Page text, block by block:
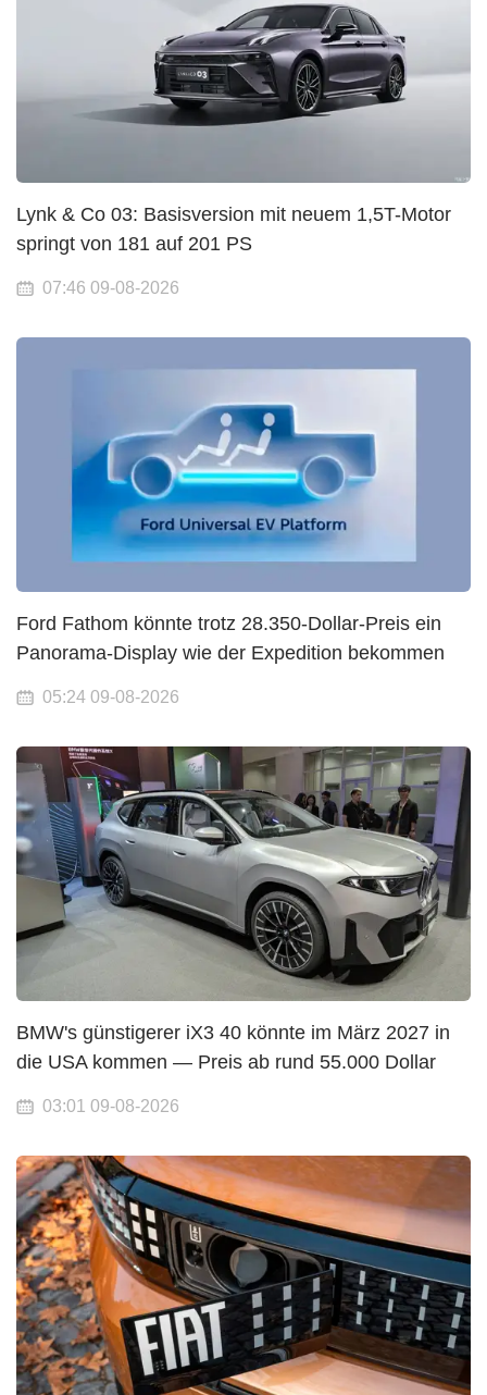
Lynk & Co 03: Basisversion mit neuem 1,5T-Motor
springt von 181 auf 201 PS
07:46 09-08-2026
Ford Fathom könnte trotz 28.350-Dollar-Preis ein
Panorama-Display wie der Expedition bekommen
05:24 09-08-2026
BMW's günstigerer iX3 40 könnte im März 2027 in
die USA kommen — Preis ab rund 55.000 Dollar
03:01 09-08-2026